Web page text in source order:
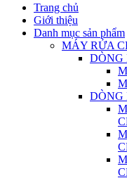
Trang chủ
Giới thiệu
Danh mục sản phẩm
MÁY RỬA
DÒNG
DÒNG